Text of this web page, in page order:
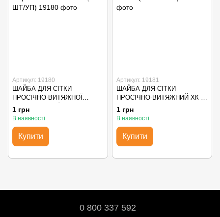
Артикул: 19180
ШАЙБА ДЛЯ СІТКИ
ПРОСІЧНО-ВИТЯЖНОЇ
ОЦИНКОВАНОЇ 28 Х 5 (200
ШТ/УП)
1 грн
В наявності
Купити
Артикул: 19181
ШАЙБА ДЛЯ СІТКИ
ПРОСІЧНО-ВИТЯЖНИЙ ХК 28
Х 5 (200 ШТ/УП)
1 грн
В наявності
Купити
0 800 337 592